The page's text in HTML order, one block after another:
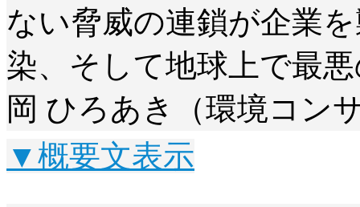
ない脅威の連鎖が企業
染、そして地球上で最
岡 ひろあき（環境コン
▼概要文表示